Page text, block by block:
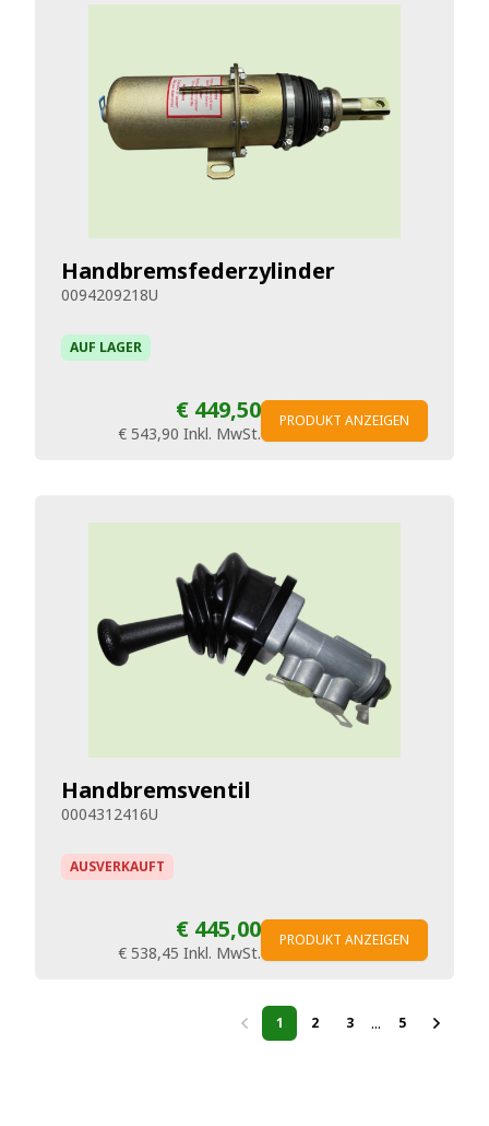
Handbremsfederzylinder
0094209218U
AUF LAGER
€ 449,50
€ 543,90 Inkl. MwSt.
PRODUKT ANZEIGEN
Handbremsventil
0004312416U
AUSVERKAUFT
€ 445,00
€ 538,45 Inkl. MwSt.
PRODUKT ANZEIGEN
1 2 3 ... 5